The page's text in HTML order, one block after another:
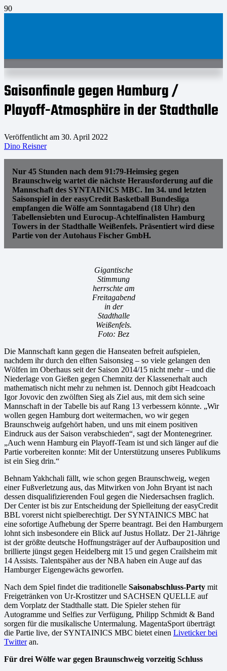
Saisonfinale gegen Hamburg /
Playoff-Atmosphäre in der Stadthalle
Veröffentlicht am 30. April 2022
Dino Reisner
Nur 45 Stunden nach dem 91:79-Heimsieg gegen
Braunschweig wartet die nächste Herausforderung auf die
Mannschaft des SYNTAINICS MBC. Im 34. und letzten
Saisonspiel in der easyCredit Basketball Bundesliga
empfangen die Wölfe am Sonntagabend (18 Uhr) den
Tabellensiebten und Eurocup-Achtelfinalisten Hamburg
Towers in der Stadthalle Weißenfels. Präsentiert wird diese
Partie von der Autohaus Fischer GmbH.
Gigantische
Stimmung
herrschte am
Freitagabend
in der
Stadthalle
Weißenfels.
Foto: Bez
Die Mannschaft kann gegen die Hanseaten befreit aufspielen,
nachdem ihr durch den elften Saisonsieg – so viele gelangen den
Wölfen im Oberhaus seit der Saison 2014/15 nicht mehr – und die
Niederlage von Gießen gegen Chemnitz der Klassenerhalt auch
mathematisch nicht mehr zu nehmen ist. Dennoch gibt Headcoach
Igor Jovovic den zwölften Sieg als Ziel aus, mit dem sich seine
Mannschaft in der Tabelle bis auf Rang 13 verbessern könnte. „Wir
wollen gegen Hamburg dort weitermachen, wo wir gegen
Braunschweig aufgehört haben, und uns mit einem positiven
Eindruck aus der Saison verabschieden“, sagt der Montenegriner.
„Auch wenn Hamburg ein Playoff-Team ist und sich länger auf die
Partie vorbereiten konnte: Mit der Unterstützung unseres Publikums
ist ein Sieg drin.“
Behnam Yakhchali fällt, wie schon gegen Braunschweig, wegen
einer Fußverletzung aus, das Mitwirken von John Bryant ist nach
dessen disqualifizierenden Foul gegen die Niedersachsen fraglich.
Der Center ist bis zur Entscheidung der Spielleitung der easyCredit
BBL vorerst nicht spielberechtigt. Der SYNTAINICS MBC hat
eine sofortige Aufhebung der Sperre beantragt. Bei den Hamburgern
lohnt sich insbesondere ein Blick auf Justus Hollatz. Der 21-Jährige
ist der größte deutsche Hoffnungsträger auf der Aufbauposition und
brillierte jüngst gegen Heidelberg mit 15 und gegen Crailsheim mit
14 Assists. Talentspäher aus der NBA haben ein Auge auf das
Hamburger Eigengewächs geworfen.
Nach dem Spiel findet die traditionelle Saisonabschluss-Party mit
Freigetränken von Ur-Krostitzer und SACHSEN QUELLE auf
dem Vorplatz der Stadthalle statt. Die Spieler stehen für
Autogramme und Selfies zur Verfügung, Philipp Schmidt & Band
sorgen für die musikalische Untermalung. MagentaSport überträgt
die Partie live, der SYNTAINICS MBC bietet einen Liveticker bei
Twitteran.
Für drei Wölfe war gegen Braunschweig vorzeitig Schluss